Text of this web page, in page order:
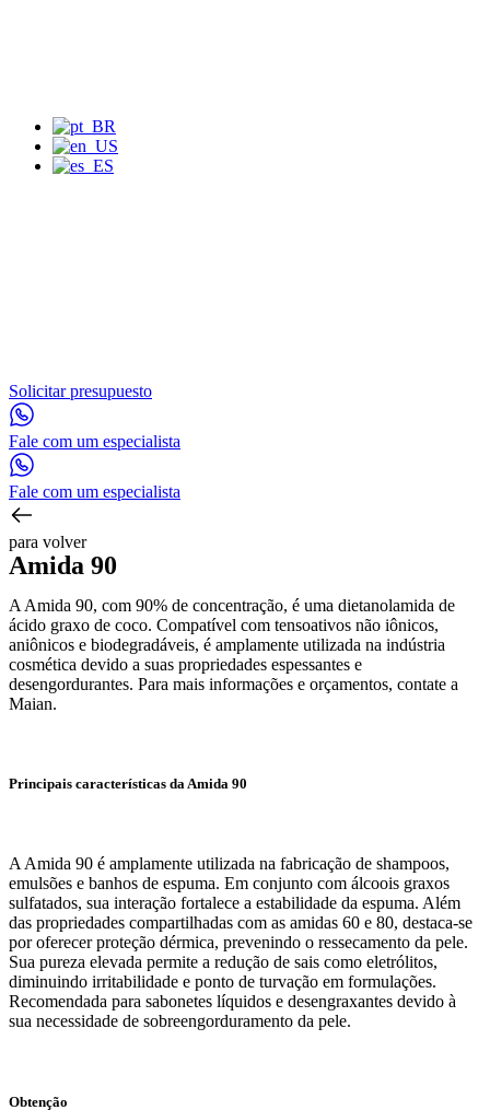
Solicitar presupuesto
Fale com um especialista
Fale com um especialista
para volver
Amida 90
A Amida 90, com 90% de concentração, é uma dietanolamida de
ácido graxo de coco. Compatível com tensoativos não iônicos,
aniônicos e biodegradáveis, é amplamente utilizada na indústria
cosmética devido a suas propriedades espessantes e
desengordurantes. Para mais informações e orçamentos, contate a
Maian.
Principais características da Amida 90
A Amida 90 é amplamente utilizada na fabricação de shampoos,
emulsões e banhos de espuma. Em conjunto com álcoois graxos
sulfatados, sua interação fortalece a estabilidade da espuma. Além
das propriedades compartilhadas com as amidas 60 e 80, destaca-se
por oferecer proteção dérmica, prevenindo o ressecamento da pele.
Sua pureza elevada permite a redução de sais como eletrólitos,
diminuindo irritabilidade e ponto de turvação em formulações.
Recomendada para sabonetes líquidos e desengraxantes devido à
sua necessidade de sobreengorduramento da pele.
Obtenção